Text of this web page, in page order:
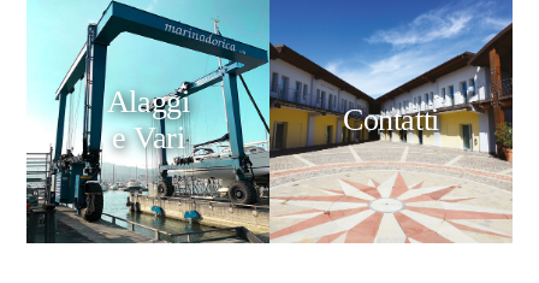
Alaggi
e Vari
Contatti